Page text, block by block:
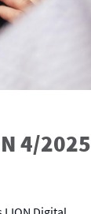
4/2025